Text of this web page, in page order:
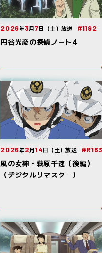
2026年3月7日（土）放送 #1192
円谷光彦の探偵ノート4
2026年2月14日（土）放送 #R163
風の女神・萩原千速（後編）
（デジタルリマスター）